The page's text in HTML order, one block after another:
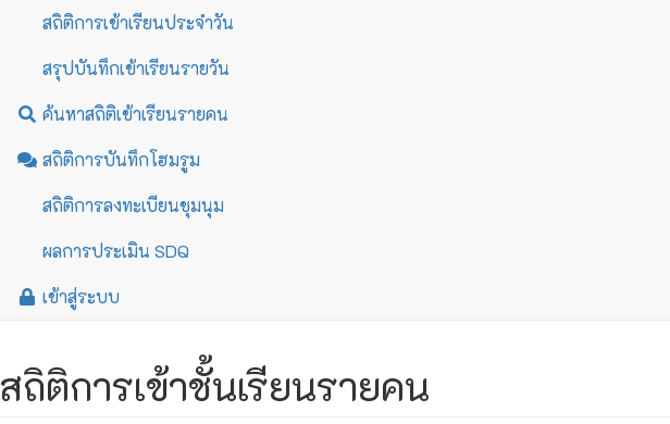
สถิติการเข้าเรียนประจำวัน
สรุปบันทึกเข้าเรียนรายวัน
ค้นหาสถิติเข้าเรียนรายคน
สถิติการบันทึกโฮมรูม
สถิติการลงทะเบียนชุมนุม
ผลการประเมิน SDQ
เข้าสู่ระบบ
สถิติการเข้าชั้นเรียนรายคน